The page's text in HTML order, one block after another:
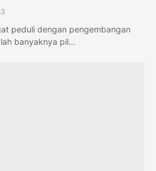
peduli dengan pengembangan
banyaknya pil…